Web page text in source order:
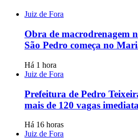
Juiz de Fora
Obra de macrodrenagem
São Pedro começa no
Há 1 hora
Juiz de Fora
Prefeitura de Pedro
mais de 120 vagas
Há 16 horas
Juiz de Fora